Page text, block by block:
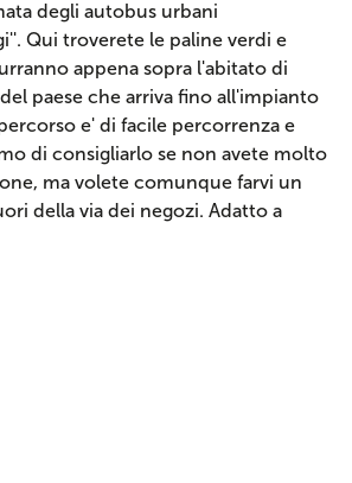
degli autobus urbani
Qui troverete le paline verdi e
appena sopra l'abitato di
paese che arriva fino all'impianto
e' di facile percorrenza e
di consigliarlo se non avete molto
ma volete comunque farvi un
della via dei negozi. Adatto a